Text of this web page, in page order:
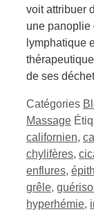
voit attribuer
une
lymphatique
de ses
Catégories
Massage
californien,
chylifères,
enflures,
grêle,
hyperhémie,